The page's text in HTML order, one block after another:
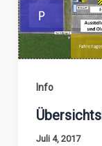
Info
Juli 4, 2017